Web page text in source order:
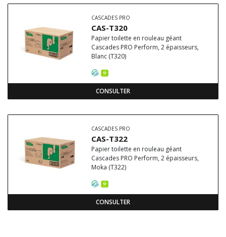
CASCADES PRO
CAS-T320
Papier toilette en rouleau géant
Cascades PRO Perform, 2 épaisseurs,
Blanc (T320)
CONSULTER
CASCADES PRO
CAS-T322
Papier toilette en rouleau géant
Cascades PRO Perform, 2 épaisseurs,
Moka (T322)
CONSULTER